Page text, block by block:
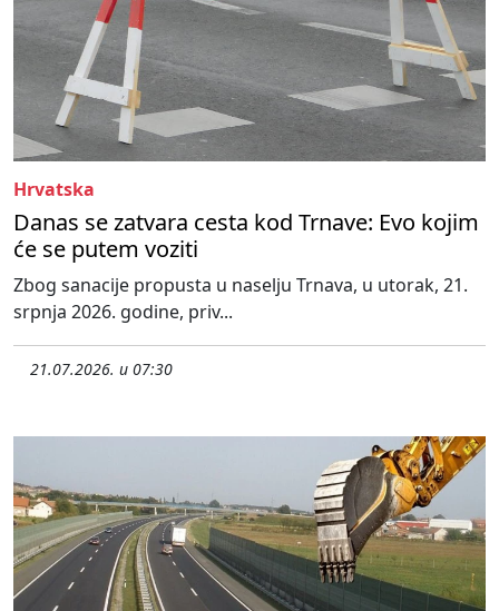
Hrvatska
Danas se zatvara cesta kod Trnave: Evo kojim
će se putem voziti
Zbog sanacije propusta u naselju Trnava, u utorak, 21.
srpnja 2026. godine, priv...
21.07.2026. u 07:30